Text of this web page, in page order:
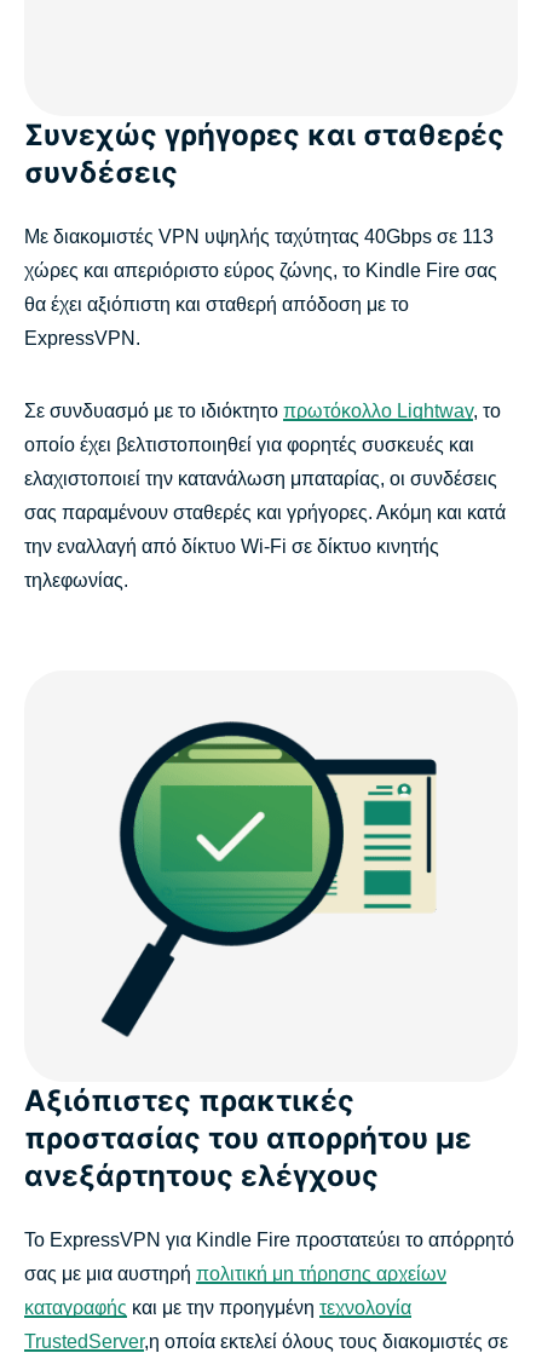
Συνεχώς γρήγορες και σταθερές
συνδέσεις
Με διακομιστές VPN υψηλής ταχύτητας 40Gbps σε 113
χώρες και απεριόριστο εύρος ζώνης, το Kindle Fire σας
θα έχει αξιόπιστη και σταθερή απόδοση με το
ExpressVPN.
Σε συνδυασμό με το ιδιόκτητο πρωτόκολλο Lightway, το
οποίο έχει βελτιστοποιηθεί για φορητές συσκευές και
ελαχιστοποιεί την κατανάλωση μπαταρίας, οι συνδέσεις
σας παραμένουν σταθερές και γρήγορες. Ακόμη και κατά
την εναλλαγή από δίκτυο Wi-Fi σε δίκτυο κινητής
τηλεφωνίας.
Αξιόπιστες πρακτικές
προστασίας του απορρήτου με
ανεξάρτητους ελέγχους
Το ExpressVPN για Kindle Fire προστατεύει το απόρρητό
σας με μια αυστηρή πολιτική μη τήρησης αρχείων
καταγραφής και με την προηγμένη τεχνολογία
TrustedServer,η οποία εκτελεί όλους τους διακομιστές σε